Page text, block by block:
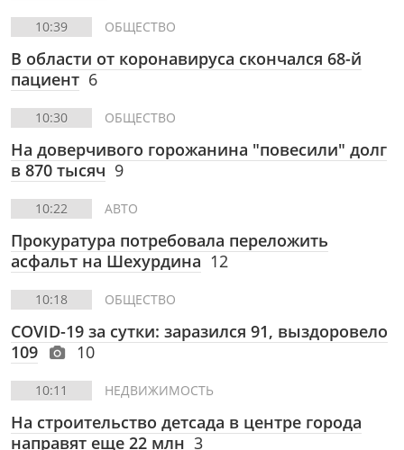
10:39 ОБЩЕСТВО
В области от коронавируса скончался 68-й
пациент 6
10:30 ОБЩЕСТВО
На доверчивого горожанина "повесили" долг
в 870 тысяч 9
10:22 АВТО
Прокуратура потребовала переложить
асфальт на Шехурдина 12
10:18 ОБЩЕСТВО
COVID-19 за сутки: заразился 91, выздоровело
109
10
10:11 НЕДВИЖИМОСТЬ
На строительство детсада в центре города
направят еще 22 млн 3